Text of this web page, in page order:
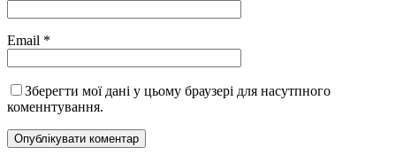
Email *
Зберегти мої дані у цьому браузері для насутпного
коменнтування.